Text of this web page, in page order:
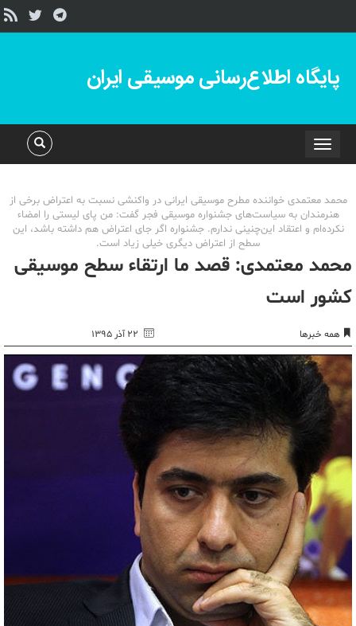
پایگاه اطلاع‌رسانی موسیقی ایران
Toggle
navigation
محمد معتمدی خواننده مطرح موسیقی ایرانی در واکنشی نسبت به اعتراض برخی از
هنرمندان به سیاست‌های جشنواره موسیقی فجر گفت: من پای لیستی را امضاء
نکرده‌ام و اعتقاد این‌چنینی ندارم. جشنواره اگر جای اعتراض هم داشته باشد، این
سطح از اعتراض دیگری خیلی زیاد است.
محمد معتمدی: قصد ما ارتقاء سطح موسیقی
کشور است
همه خبرها ۲۲ آذر ۱۳۹۵